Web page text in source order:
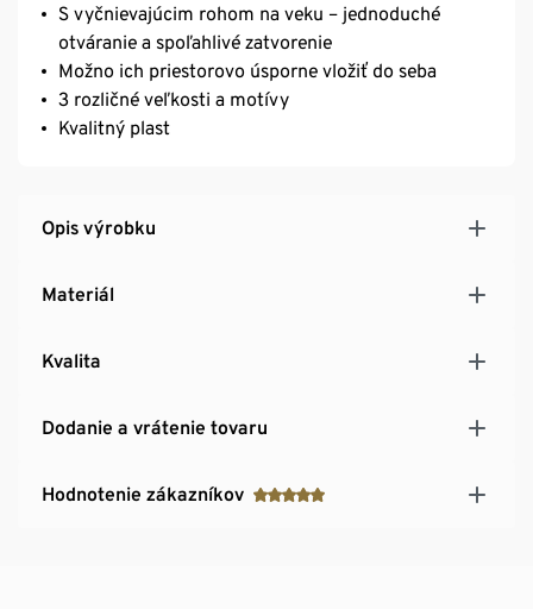
S vyčnievajúcim rohom na veku – jednoduché
otváranie a spoľahlivé zatvorenie
Možno ich priestorovo úsporne vložiť do seba
3 rozličné veľkosti a motívy
Kvalitný plast
Opis výrobku
Materiál
Kvalita
Dodanie a vrátenie tovaru
Hodnotenie zákazníkov